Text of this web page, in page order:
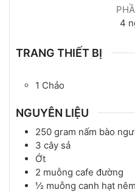
4
TRANG THIẾT BỊ
1 Chảo
NGUYÊN LIỆU
250 gram nấm bào ngư
3 cây sả
Ớt
2 muỗng cafe đường
½ muỗng canh hạt